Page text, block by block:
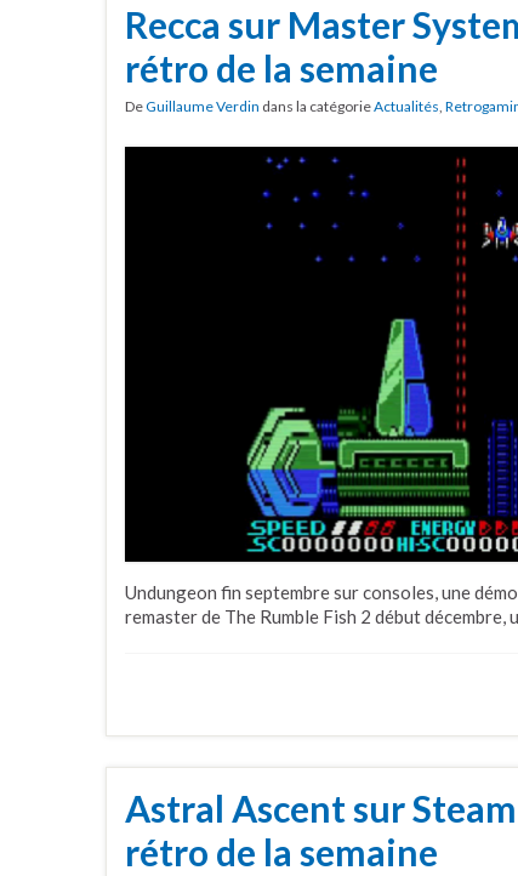
Recca sur Master
rétro de la semaine
DeGuillaume Verdin dans la catégorieActualités
Undungeon fin septembre sur consoles, une
remaster de The Rumble Fish 2 début décembre,
Astral Ascent sur
rétro de la semaine